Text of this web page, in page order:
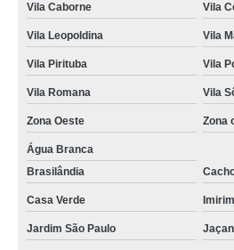
assistencia tecnica refrigerador não liga
contato de assistencia tecnica refrigerador
contato de assistencia tecnica refrigerador
conserto de refrigerador electrolux
conserto de refrigerador electrolux
assistencia tecnica refrigerador não liga Zona
Vila Caborne Vila
Vila Leopoldina Vila
Vila Pirituba Vila
Vila Romana Vila
Zona Oeste Zona
Água Branca
Brasilândia
Casa Verde Imirim
Jardim São Paulo